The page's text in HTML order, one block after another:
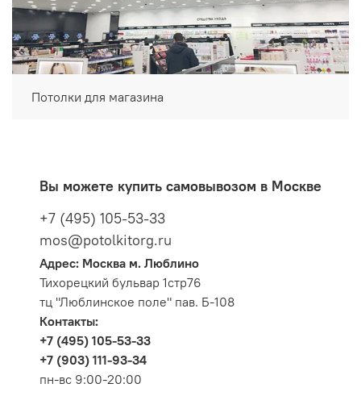
Потолки для магазина
Вы можете купить самовывозом в Москве
+7 (495) 105-53-33
mos@potolkitorg.ru
Адрес: Москва м. Люблино
Тихорецкий бульвар 1стр76
тц "Люблинское поле" пав. Б-108
Контакты:
+7 (495) 105-53-33
+7 (903) 111-93-34
пн-вс 9:00-20:00